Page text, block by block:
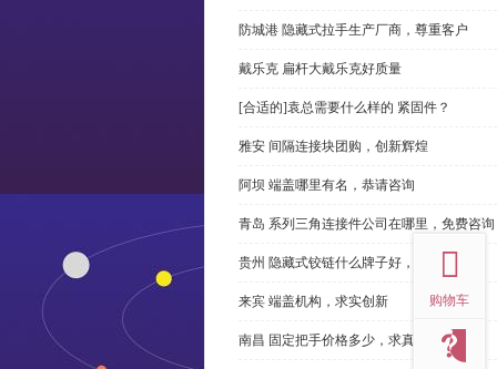
防城港 隐藏式拉手生产厂商，尊重客户
戴乐克 扁杆大戴乐克好质量
[合适的]袁总需要什么样的 紧固件？
雅安 间隔连接块团购，创新辉煌
阿坝 端盖哪里有名，恭请咨询
青岛 系列三角连接件公司在哪里，免费咨询
贵州 隐藏式铰链什么牌子好，恭请来电
来宾 端盖机构，求实创新
南昌 固定把手价格多少，求真务实
top
购物车